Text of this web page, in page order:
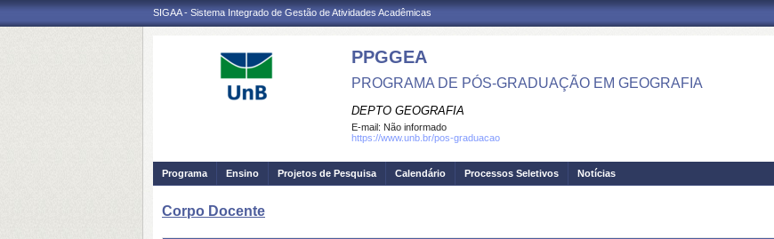
SIGAA - Sistema Integrado de Gestão de Atividades Acadêmicas
PPGGEA
PROGRAMA DE PÓS-GRADUAÇÃO EM GEOGRAFIA
DEPTO GEOGRAFIA
E-mail: Não informado
https://www.unb.br/pos-graduacao
Programa Ensino Projetos de Pesquisa Calendário Processos Seletivos Notícias
Corpo Docente